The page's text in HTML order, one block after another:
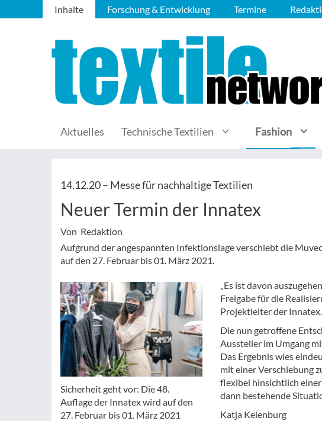
Inhalte Forschung & Entwicklung Termine
Aktuelles Technische Textilien Fashion
14.12.20 – Messe für nachhaltige Textilien
Neuer Termin der Innatex
Von Redaktion
Aufgrund der angespannten Infektionslage verschiebt die
auf den 27. Februar bis 01. März 2021.
Sicherheit geht vor: Die 48.
Auflage der Innatex wird auf den
27. Februar bis 01. März 2021
„Es ist davon
Freigabe für die
Projektleiter der Innatex.
Die nun getroffene
Aussteller im Umgang
Das Ergebnis wies
mit einer Verschiebung
flexibel hinsichtlich
dann bestehende
Katja Keienburg